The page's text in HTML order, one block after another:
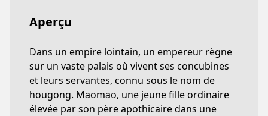
Aperçu
Dans un empire lointain, un empereur règne
sur un vaste palais où vivent ses concubines
et leurs servantes, connu sous le nom de
hougong. Maomao, une jeune fille ordinaire
élevée par son père apothicaire dans une